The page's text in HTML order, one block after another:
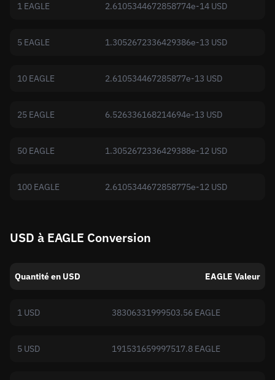
1 EAGLE 2.6105344672858774e-14 USD
5 EAGLE 1.3052672336429386e-13 USD
10 EAGLE 2.610534467285877e-13 USD
25 EAGLE 6.526336168214694e-13 USD
50 EAGLE 1.3052672336429388e-12 USD
100 EAGLE 2.6105344672858775e-12 USD
USD à EAGLE Conversion
Quantité en USD EAGLE Valeur
1 USD 38306331999503.56 EAGLE
5 USD 191531659997517.8 EAGLE